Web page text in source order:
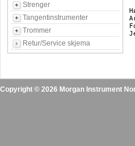
Strenger
Tangentinstrumenter
Trommer
Retur/Service skjema
Copyright © 2026 Morgan Instrument